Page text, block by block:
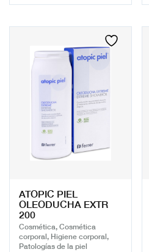
ATOPIC PIEL
OLEODUCHA EXTR
200
Cosmética, Cosmética
corporal, Higiene corporal,
Patologías de la piel